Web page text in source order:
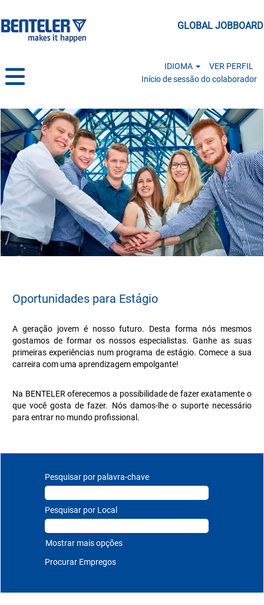
GLOBAL JOBBOARD
IDIOMA
VER PERFIL
Início de sessão do colaborador
Oportunidades para Estágio
A geração jovem é nosso futuro. Desta forma nós mesmos
gostamos de formar os nossos especialistas. Ganhe as suas
primeiras experiências num programa de estágio. Comece a sua
carreira com uma aprendizagem empolgante!
Na BENTELER oferecemos a possibilidade de fazer exatamente o
que você gosta de fazer. Nós damos-lhe o suporte necessário
para entrar no mundo profissional.
Pesquisar por palavra-chave
Pesquisar por Local
Mostrar mais opções